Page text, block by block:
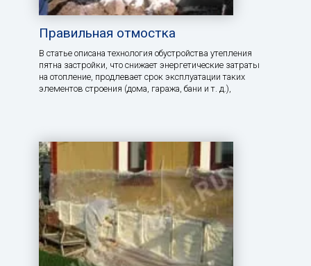
Правильная отмостка
В статье описана технология обустройства утепления
пятна застройки, что снижает энергетические затраты
на отопление, продлевает срок эксплуатации таких
элементов строения (дома, гаража, бани и т. д.),